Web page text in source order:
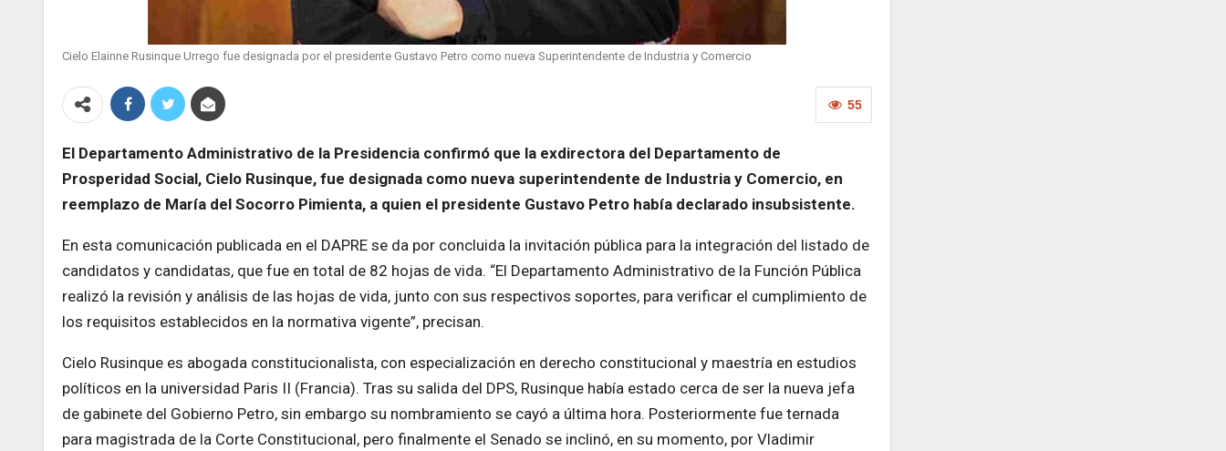
Cielo Elainne Rusinque Urrego fue designada por el presidente Gustavo Petro como nueva Superintendente de Industria y Comercio
55
El Departamento Administrativo de la Presidencia confirmó que la exdirectora del Departamento de
Prosperidad Social, Cielo Rusinque, fue designada como nueva superintendente de Industria y Comercio, en
reemplazo de María del Socorro Pimienta, a quien el presidente Gustavo Petro había declarado insubsistente.
En esta comunicación publicada en el DAPRE se da por concluida la invitación pública para la integración del listado de
candidatos y candidatas, que fue en total de 82 hojas de vida. “El Departamento Administrativo de la Función Pública
realizó la revisión y análisis de las hojas de vida, junto con sus respectivos soportes, para verificar el cumplimiento de
los requisitos establecidos en la normativa vigente”, precisan.
Cielo Rusinque es abogada constitucionalista, con especialización en derecho constitucional y maestría en estudios
políticos en la universidad Paris II (Francia). Tras su salida del DPS, Rusinque había estado cerca de ser la nueva jefa
de gabinete del Gobierno Petro, sin embargo su nombramiento se cayó a última hora. Posteriormente fue ternada
para magistrada de la Corte Constitucional, pero finalmente el Senado se inclinó, en su momento, por Vladimir